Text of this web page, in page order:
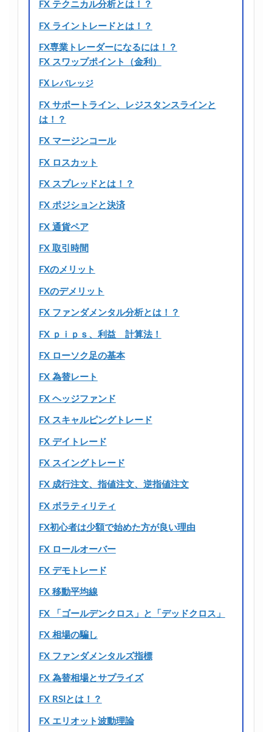
FX テクニカル分析とは！？
FX ライントレードとは！？
FX専業トレーダーになるには！？
FX スワップポイント（金利）
FX レバレッジ
FX サポートライン、レジスタンスラインと
は！？
FX マージンコール
FX ロスカット
FX スプレッドとは！？
FX ポジションと決済
FX 通貨ペア
FX 取引時間
FXのメリット
FXのデメリット
FX ファンダメンタル分析とは！？
FX ｐｉｐｓ、利益 計算法！
FX ローソク足の基本
FX 為替レート
FX ヘッジファンド
FX スキャルピングトレード
FX デイトレード
FX スイングトレード
FX 成行注文、指値注文、逆指値注文
FX ボラティリティ
FX初心者は少額で始めた方が良い理由
FX ロールオーバー
FX デモトレード
FX 移動平均線
FX 「ゴールデンクロス」と「デッドクロス」
FX 相場の騙し
FX ファンダメンタルズ指標
FX 為替相場とサプライズ
FX RSIとは！？
FX エリオット波動理論